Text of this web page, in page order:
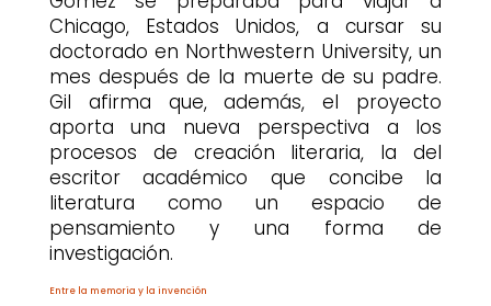
Chicago, Estados Unidos, a cursar su
doctorado en Northwestern University, un
mes después de la muerte de su padre.
Gil afirma que, además, el proyecto
aporta una nueva perspectiva a los
procesos de creación literaria, la del
escritor académico que concibe la
literatura como un espacio de
pensamiento y una forma de
investigación.
Entre la memoria y la invención